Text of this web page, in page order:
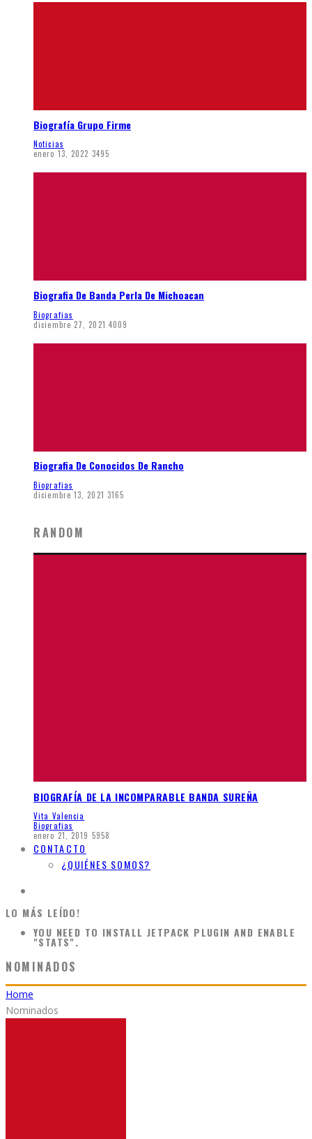
Biografía Grupo Firme
Noticias
enero 13, 2022 3495
Biografia De Banda Perla De Michoacan
Biografias
diciembre 27, 2021 4009
Biografia De Conocidos De Rancho
Biografias
diciembre 13, 2021 3165
RANDOM
BIOGRAFÍA DE LA INCOMPARABLE BANDA SUREÑA
Vita Valencia
Biografias
enero 21, 2019 5958
CONTACTO
¿QUIÉNES SOMOS?
LO MÁS LEÍDO!
YOU NEED TO INSTALL JETPACK PLUGIN AND ENABLE
"STATS".
NOMINADOS
Home
Nominados